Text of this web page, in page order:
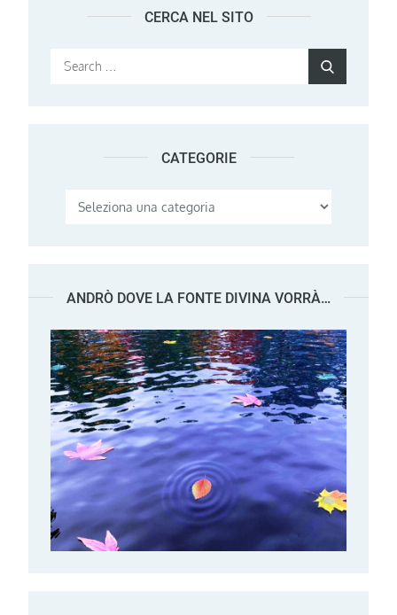
CERCA NEL SITO
Search
CATEGORIE
Categorie
ANDRÒ DOVE LA FONTE DIVINA VORRÀ…